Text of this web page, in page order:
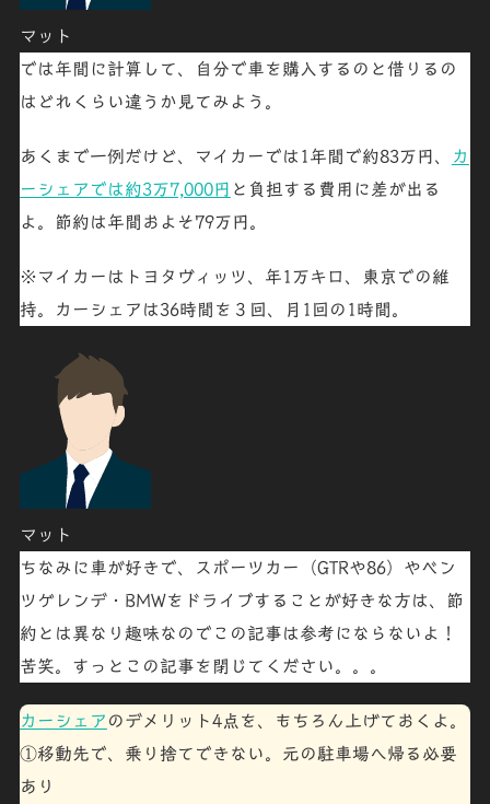
マット
では年間に計算して、自分で車を購入するのと借りるの
はどれくらい違うか見てみよう。
あくまで一例だけど、 マイカーでは1年間で約83万円 、
カ
ーシェアでは約3万7,000円 と負担する費用に差が出る
よ。節約は年間およそ79万円 。
※マイカーはトヨタヴィッツ、年1万キロ、東京での維
持。カーシェアは36時間を３回、月1回の1時間。
マット
ちなみに車が好きで、スポーツカー（GTRや86）やベン
ツゲレンデ・BMWをドライブすることが好きな方は、節
約とは異なり趣味なのでこの記事は参考にならないよ！
苦笑。すっとこの記事を閉じてください。。。
カーシェア のデメリット4点を、もちろん上げておくよ。
①移動先で、乗り捨てできない。元の駐車場へ帰る必要
あり